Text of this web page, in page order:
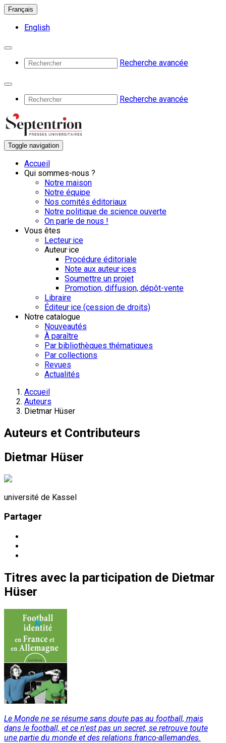
Français
English
Recherche avancée
Recherche avancée
Toggle navigation
Accueil
Qui sommes-nous ?
Notre maison
Notre équipe
Nos comités éditoriaux
Notre politique de science ouverte
On parle de nous !
Vous êtes
Lecteur·ice
Auteur·ice
Procédure éditoriale
Note aux auteur·ices
Soumettre un projet
Promotion, diffusion, dépôt-vente
Libraire
Éditeur·ice (cession de droits)
Notre catalogue
Nouveautés
À paraître
Par bibliothèques thématiques
Par collections
Revues
Actualités
Accueil
Auteurs
Dietmar Hüser
Auteurs et Contributeurs
Dietmar Hüser
université de Kassel
Partager
Titres avec la participation de Dietmar
Hüser
Le Monde ne se résume sans doute pas au football, mais
dans le football, et ce n'est pas un secret, se retrouve toute
une partie du monde et des relations franco-allemandes.